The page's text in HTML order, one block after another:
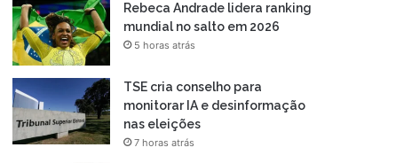
Rebeca Andrade lidera ranking
mundial no salto em 2026
5 horas atrás
TSE cria conselho para
monitorar IA e desinformação
nas eleições
7 horas atrás